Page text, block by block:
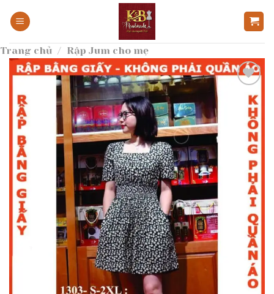
qua
dung
Trang chủ / Rập Jum cho mẹ
Add to
wishlist